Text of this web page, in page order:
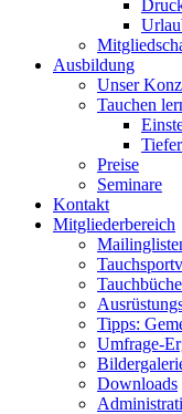
Ausbildung
Unser
Tauchen
Preise
Seminare
Kontakt
Mitgliederbereich
Tipps:
Umfrage-
Downloads